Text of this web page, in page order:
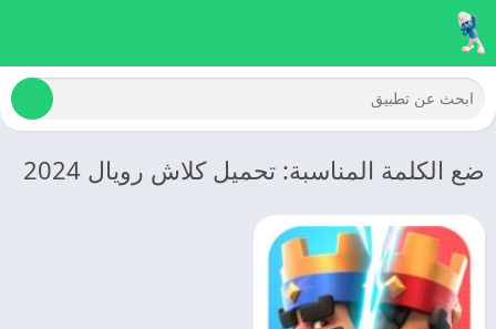
ضع الكلمة المناسبة: تحميل كلاش رويال 2024